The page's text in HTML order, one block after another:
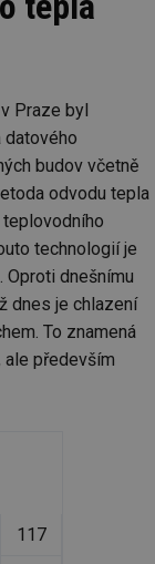
Praze byl
datového
budov včetně
odvodu tepla
technologií je
Oproti dnešnímu
dnes je chlazení
To znamená
ale především
117